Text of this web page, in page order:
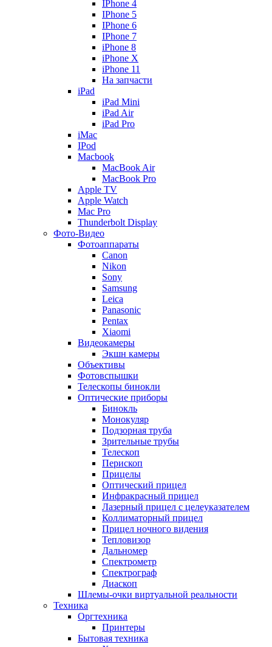
IPhone 4
IPhone 5
IPhone 6
IPhone 7
iPhone 8
iPhone X
iPhone 11
На запчасти
iPad
iPad Mini
iPad Air
iPad Pro
iMac
IPod
Macbook
MacBook Air
MacBook Pro
Apple TV
Apple Watch
Mac Pro
Thunderbolt Display
Фото-Видео
Фотоаппараты
Canon
Nikon
Sony
Samsung
Leica
Panasonic
Pentax
Xiaomi
Видеокамеры
Экшн камеры
Объективы
Фотовспышки
Телескопы бинокли
Оптические приборы
Бинокль
Монокуляр
Подзорная труба
Зрительные трубы
Телескоп
Перископ
Прицелы
Оптический прицел
Инфракрасный прицел
Лазерный прицел с целеуказателем
Коллиматорный прицел
Прицел ночного видения
Тепловизор
Дальномер
Спектрометр
Спектрограф
Диаскоп
Шлемы-очки виртуальной реальности
Техника
Оргтехника
Принтеры
Бытовая техника